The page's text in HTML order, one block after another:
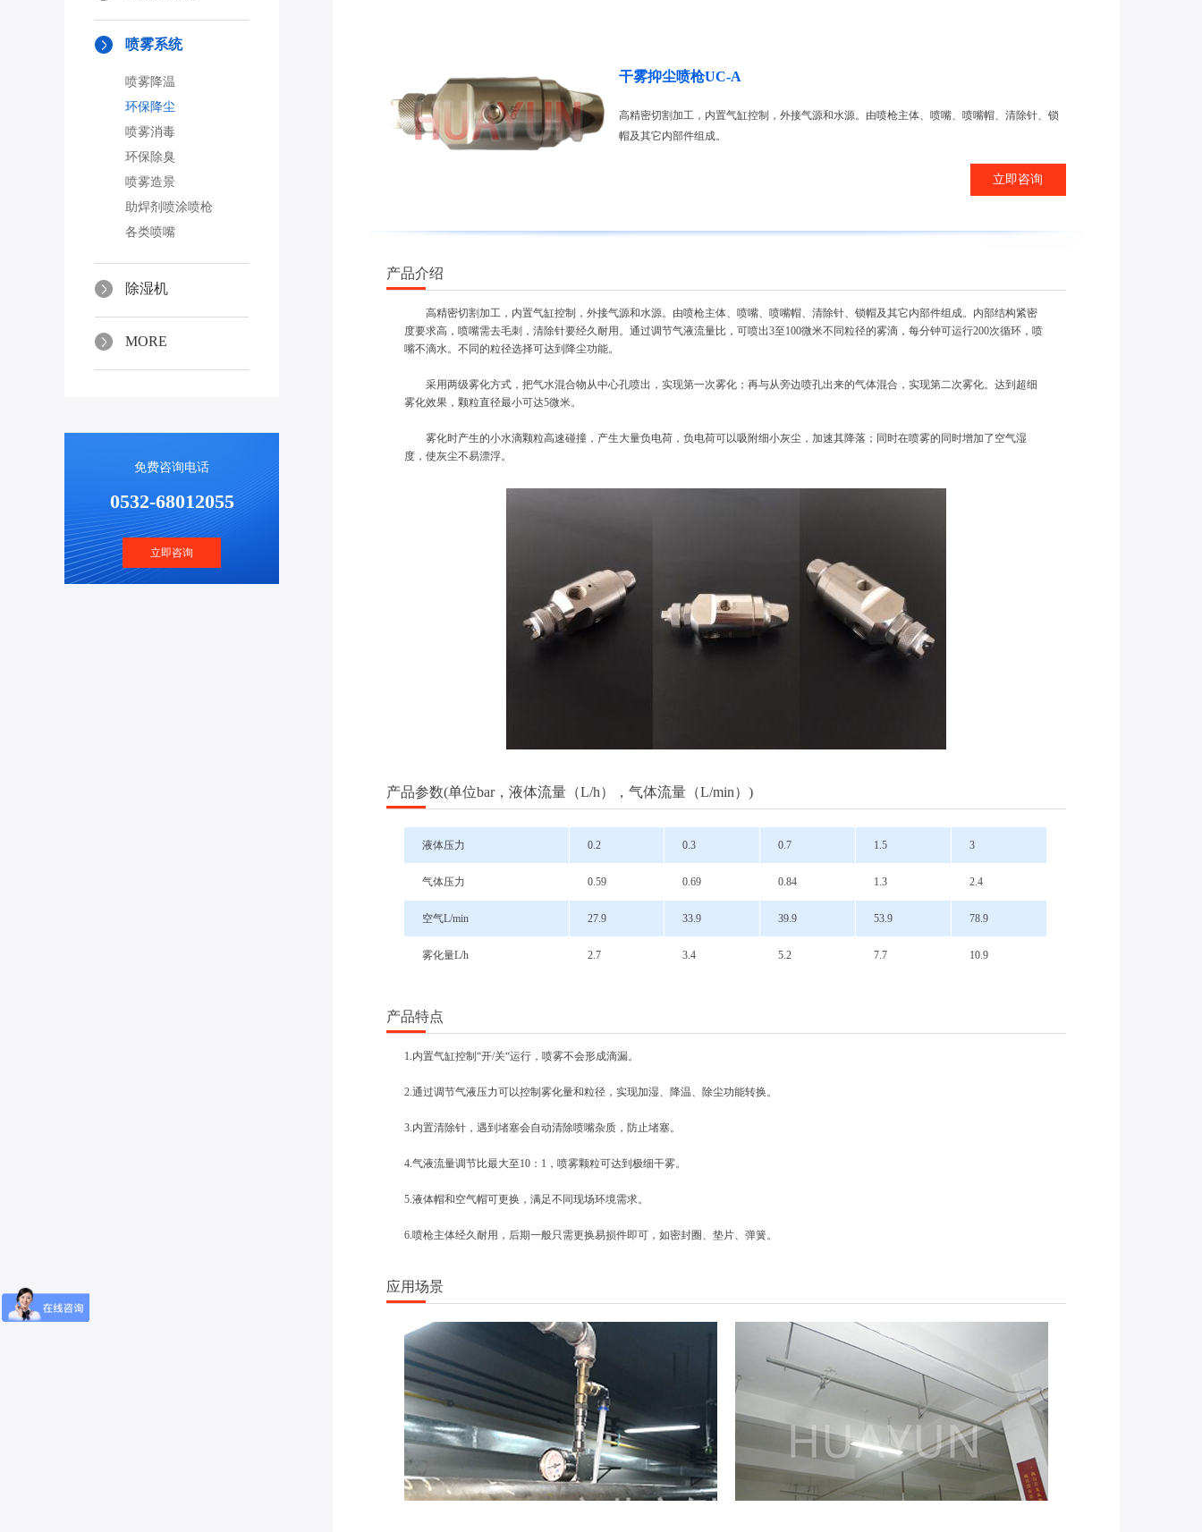
喷雾系统
喷雾降温
环保降尘
喷雾消毒
环保除臭
喷雾造景
助焊剂喷涂喷枪
各类喷嘴
除湿机
MORE
免费咨询电话
0532-68012055
立即咨询
干雾抑尘喷枪UC-A
高精密切割加工，内置气缸控制，外接气源和水源。由喷枪主体、喷嘴、喷嘴帽、清除针、锁
帽及其它内部件组成。
立即咨询
产品介绍
高精密切割加工，内置气缸控制，外接气源和水源。由喷枪主体、喷嘴、喷嘴帽、清除针、锁帽及其它内部件组成。内部结构紧密
度要求高，喷嘴需去毛刺，清除针要经久耐用。通过调节气液流量比，可喷出3至100微米不同粒径的雾滴，每分钟可运行200次循环，喷
嘴不滴水。不同的粒径选择可达到降尘功能。
采用两级雾化方式，把气水混合物从中心孔喷出，实现第一次雾化；再与从旁边喷孔出来的气体混合，实现第二次雾化。达到超细
雾化效果，颗粒直径最小可达5微米。
雾化时产生的小水滴颗粒高速碰撞，产生大量负电荷，负电荷可以吸附细小灰尘，加速其降落；同时在喷雾的同时增加了空气湿
度，使灰尘不易漂浮。
产品参数(单位bar，液体流量（L/h），气体流量（L/min）)
液体压力 0.2 0.3 0.7 1.5 3
气体压力 0.59 0.69 0.84 1.3 2.4
空气L/min 27.9 33.9 39.9 53.9 78.9
雾化量L/h 2.7 3.4 5.2 7.7 10.9
产品特点
1.内置气缸控制“开/关“运行，喷雾不会形成滴漏。
2.通过调节气液压力可以控制雾化量和粒径，实现加湿、降温、除尘功能转换。
3.内置清除针，遇到堵塞会自动清除喷嘴杂质，防止堵塞。
4.气液流量调节比最大至10：1，喷雾颗粒可达到极细干雾。
5.液体帽和空气帽可更换，满足不同现场环境需求。
6.喷枪主体经久耐用，后期一般只需更换易损件即可，如密封圈、垫片、弹簧。
应用场景